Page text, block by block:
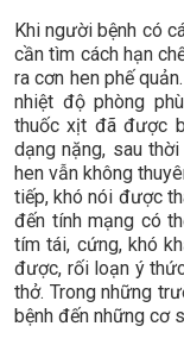
Khi người bệnh có
cần tìm cách hạn
ra cơn hen phế
nhiệt độ phòng
thuốc xịt đã được
dạng nặng, sau
hen vẫn không
tiếp, khó nói được
đến tính mạng có
tím tái, cứng, khó
được, rối loạn ý
thở. Trong những
bệnh đến những cơ